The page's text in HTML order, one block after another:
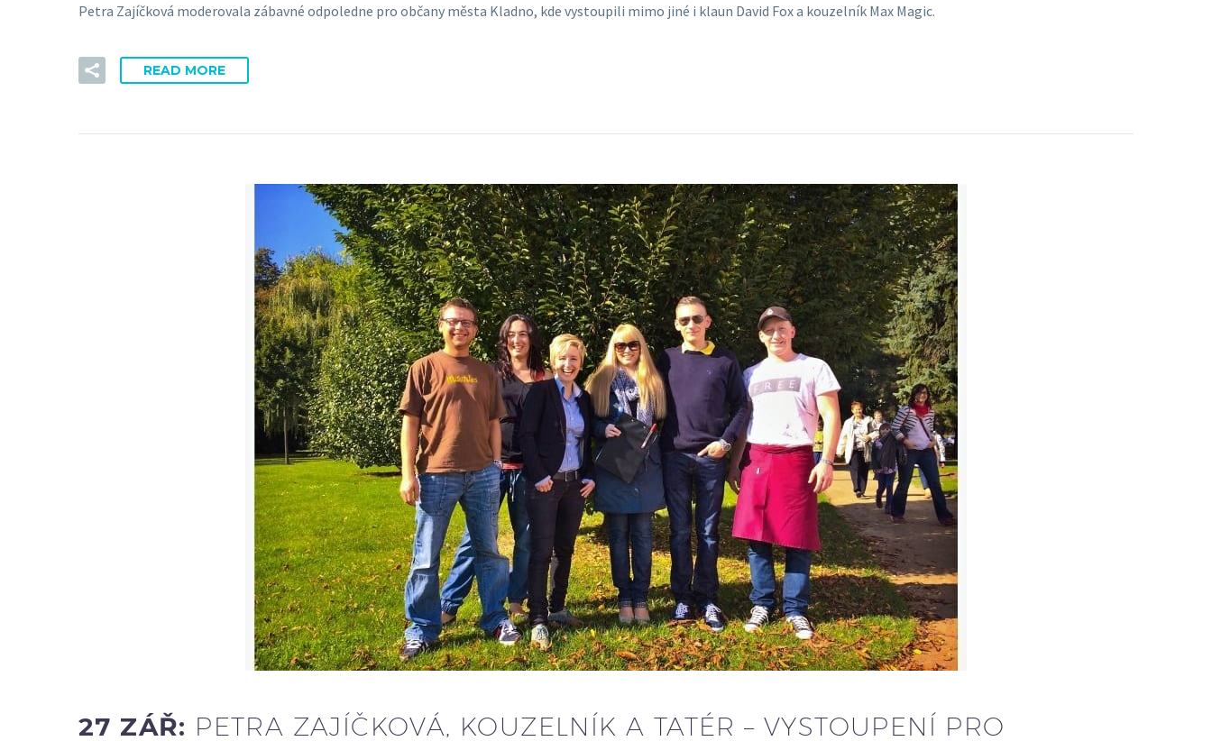
Petra Zajíčková moderovala zábavné odpoledne pro občany města Kladno, kde vystoupili mimo jiné i klaun David Fox a kouzelník Max Magic.
READ MORE
27 ZÁŘ: PETRA ZAJÍČKOVÁ, KOUZELNÍK A TATÉR – VYSTOUPENÍ PRO